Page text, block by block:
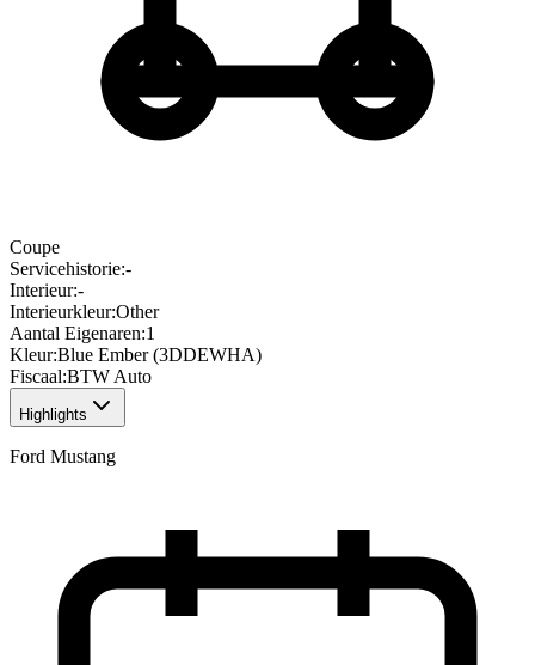
Coupe
Servicehistorie:-
Interieur:-
Interieurkleur:Other
Aantal Eigenaren:1
Kleur:Blue Ember (3DDEWHA)
Fiscaal:BTW Auto
Highlights
Ford Mustang